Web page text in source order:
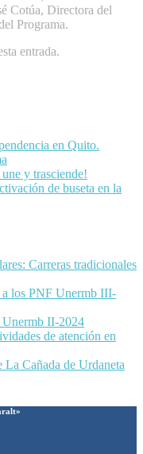
Cotúa, Directora del
Programa.
entrada.
en Quito.
y trasciende!
de buseta en la
Carreras tradicionales
a los PNF Unermb III-
Unermb II-2024
de atención en
La Cañada de Urdaneta